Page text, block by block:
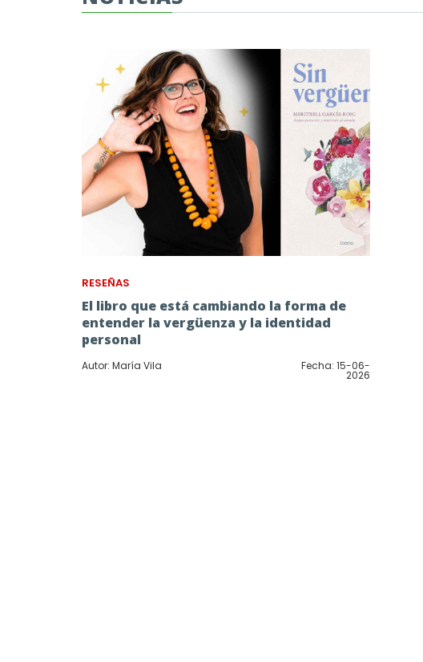
RESEÑAS
El libro que está cambiando la forma de
entender la vergüenza y la identidad
personal
Autor: María Vila Fecha: 15-06-
2026